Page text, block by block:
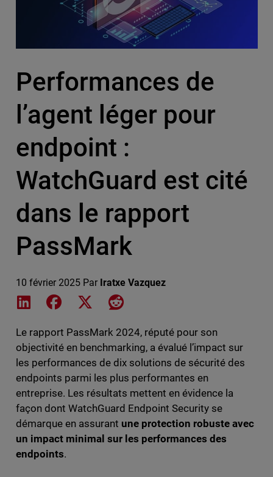
Performances de
l’agent léger pour
endpoint :
WatchGuard est cité
dans le rapport
PassMark
10 février 2025 Par Iratxe Vazquez
Share on LinkedIn
Share on Facebook
Share on XShare on Reddit
Le rapport PassMark 2024, réputé pour son
objectivité en benchmarking, a évalué l’impact sur
les performances de dix solutions de sécurité des
endpoints parmi les plus performantes en
entreprise. Les résultats mettent en évidence la
façon dont WatchGuard Endpoint Security se
démarque en assurant une protection robuste avec
un impact minimal sur les performances des
endpoints.